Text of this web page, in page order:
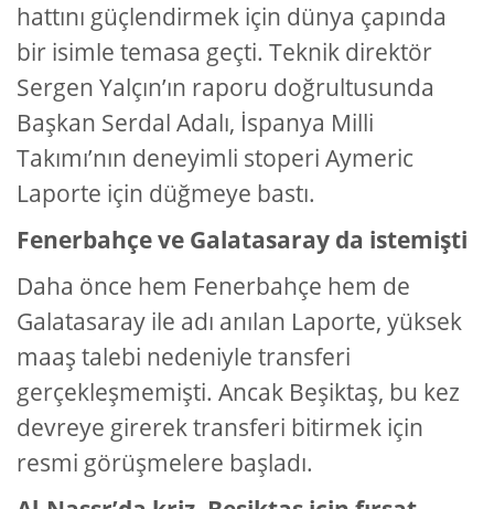
hattını güçlendirmek için dünya çapında
bir isimle temasa geçti. Teknik direktör
Sergen Yalçın’ın raporu doğrultusunda
Başkan Serdal Adalı, İspanya Milli
Takımı’nın deneyimli stoperi Aymeric
Laporte için düğmeye bastı.
Fenerbahçe ve Galatasaray da istemişti
Daha önce hem Fenerbahçe hem de
Galatasaray ile adı anılan Laporte, yüksek
maaş talebi nedeniyle transferi
gerçekleşmemişti. Ancak Beşiktaş, bu kez
devreye girerek transferi bitirmek için
resmi görüşmelere başladı.